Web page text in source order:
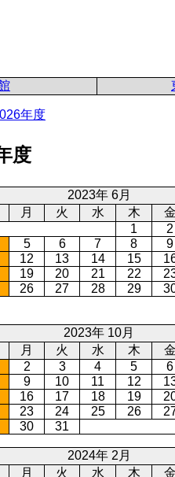
年度
度
2023年 6月
月 火 水 木 金
1
2
5 6 7 8 9
12 13 14 15
19 20 21 22
26 27 28 29
2023年 10月
月 火 水 木 金
2 3 4 5 6
9 10 11 12
16 17 18 19
23 24 25 26
30 31
2024年 2月
月 火 水 木 金